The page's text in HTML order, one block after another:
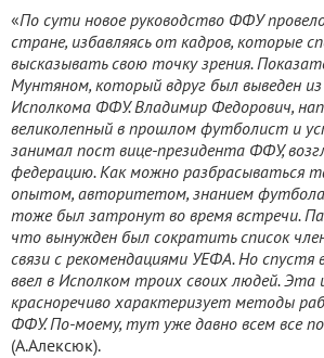
«По сути новое руководство ФФУ
стране, избавляясь от кадров, которые
высказывать свою точку зрения.
Мунтяном, который вдруг был выведен из
Исполкома ФФУ. Владимир Федорович,
великолепный в прошлом футболист и
занимал пост вице-президента ФФУ,
федерацию. Как можно разбрасываться
опытом, авторитетом, знанием
тоже был затронут во время встречи.
что вынужден был сократить список
связи с рекомендациями УЕФА. Но спустя
ввел в Исполком троих своих людей. Эта
красноречиво характеризует методы
ФФУ. По-моему, тут уже давно всем все
(А.Алексюк).